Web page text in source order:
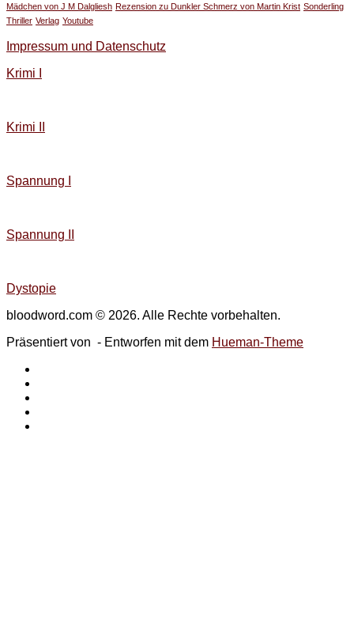
Mädchen von J M Dalgliesh Rezension zu Dunkler Schmerz von Martin Krist Sonderling
Thriller Verlag Youtube
Impressum und Datenschutz
Krimi I
Krimi II
Spannung I
Spannung II
Dystopie
bloodword.com © 2026. Alle Rechte vorbehalten.
Präsentiert von - Entworfen mit dem Hueman-Theme